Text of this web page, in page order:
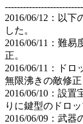
2016/06/12：以
した。
2016/06/11：難
正。
2016/06/11：ドロ
無限沸きの敵修正
2016/06/10：設
りに鍵型のドロッ
2016/06/09：武